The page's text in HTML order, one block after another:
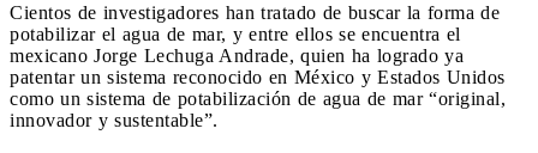
Cientos de investigadores han tratado de buscar la forma de
potabilizar el agua de mar, y entre ellos se encuentra el
mexicano Jorge Lechuga Andrade, quien ha logrado ya
patentar un sistema reconocido en México y Estados Unidos
como un sistema de potabilización de agua de mar “original,
innovador y sustentable”.